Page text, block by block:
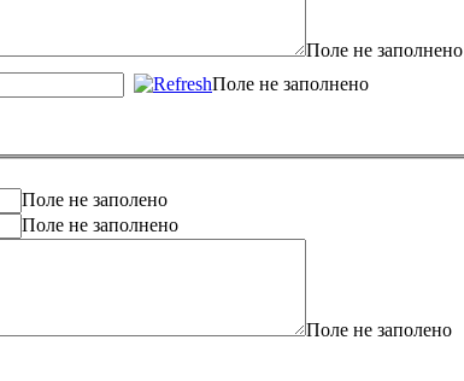
Поле не заполнено
Поле не заполнено
Поле не заполено
Поле не заполнено
Поле не заполено